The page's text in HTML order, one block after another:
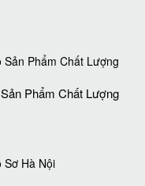
Phẩm Chất Lượng‎